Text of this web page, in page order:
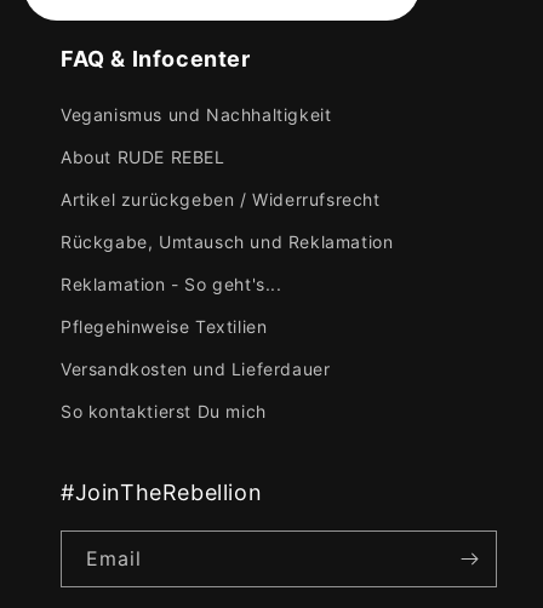
FAQ & Infocenter
Veganismus und Nachhaltigkeit
About RUDE REBEL
Artikel zurückgeben / Widerrufsrecht
Rückgabe, Umtausch und Reklamation
Reklamation - So geht's...
Pflegehinweise Textilien
Versandkosten und Lieferdauer
So kontaktierst Du mich
#JoinTheRebellion
Email